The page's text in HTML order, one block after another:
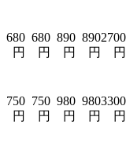
680
円
680
円
890
円
890
円
2700
円
750
円
750
円
980
円
980
円
3300
円